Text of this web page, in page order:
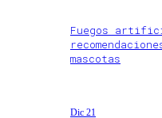
Fuegos
mascotas
Dic 21